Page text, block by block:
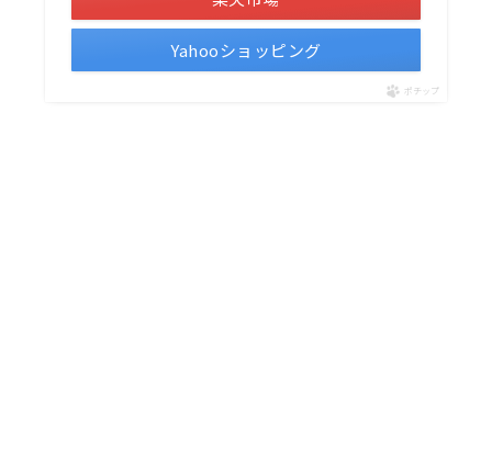
Yahooショッピング
ポチップ